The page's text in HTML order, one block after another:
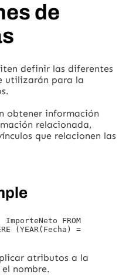
de
definir las diferentes
utilizarán para la
obtener información
relacionada,
que relacionen las
ImporteNeto FROM
(YEAR(Fecha) =
atributos a la
nombre.